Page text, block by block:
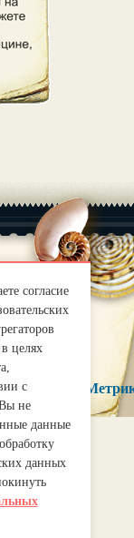
Правила
согласие
целях
с
не
данные
данных